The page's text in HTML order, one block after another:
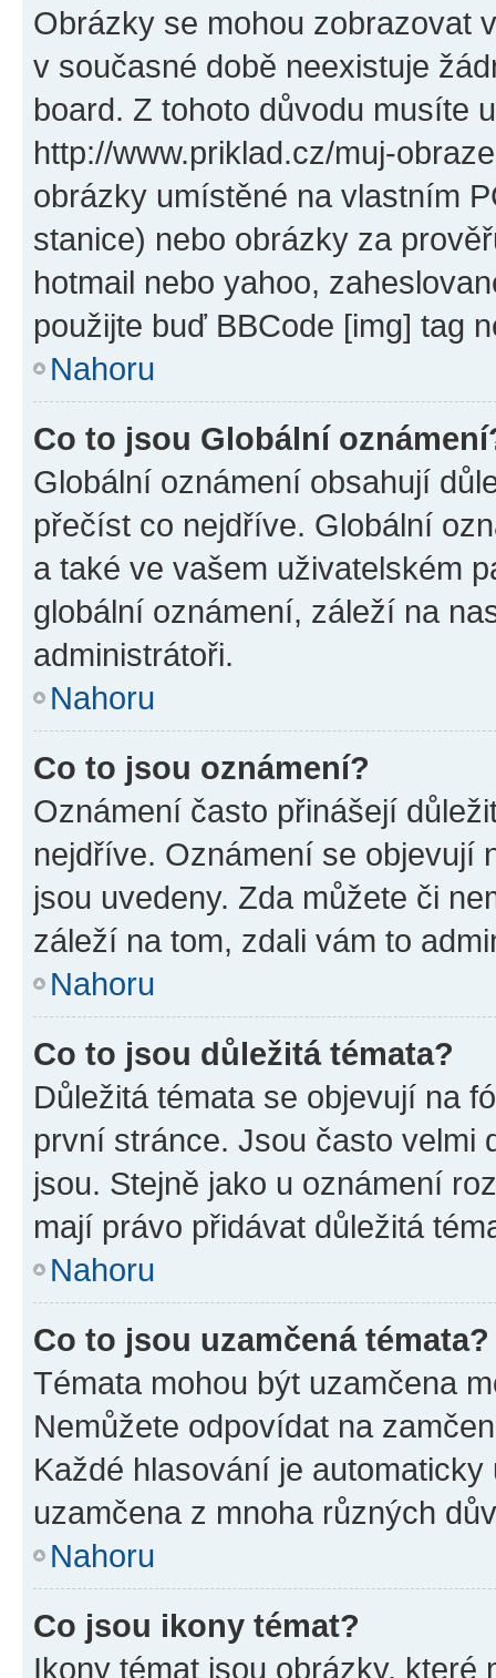
Obrázky se mohou zobrazovat
v současné době neexistuje
board. Z tohoto důvodu musíte
http://www.priklad.cz/muj-
obrázky umístěné na vlastním
stanice) nebo obrázky za
hotmail nebo yahoo,
použijte buď BBCode [img] tag
Nahoru
Co to jsou Globální
Globální oznámení obsahují
přečíst co nejdříve. Globální
a také ve vašem uživatelském
globální oznámení, záleží na
administrátoři.
Nahoru
Co to jsou oznámení?
Oznámení často přinášejí
nejdříve. Oznámení se objevují
jsou uvedeny. Zda můžete či
záleží na tom, zdali vám to
Nahoru
Co to jsou důležitá témata?
Důležitá témata se objevují na
první stránce. Jsou často velmi
jsou. Stejně jako u oznámení
mají právo přidávat důležitá
Nahoru
Co to jsou uzamčená témata?
Témata mohou být uzamčena
Nemůžete odpovídat na
Každé hlasování je
uzamčena z mnoha různých
Nahoru
Co jsou ikony témat?
Ikony témat jsou obrázky,